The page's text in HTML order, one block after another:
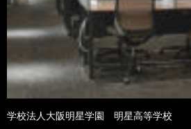
学校法人大阪明星学園 明星高等学校